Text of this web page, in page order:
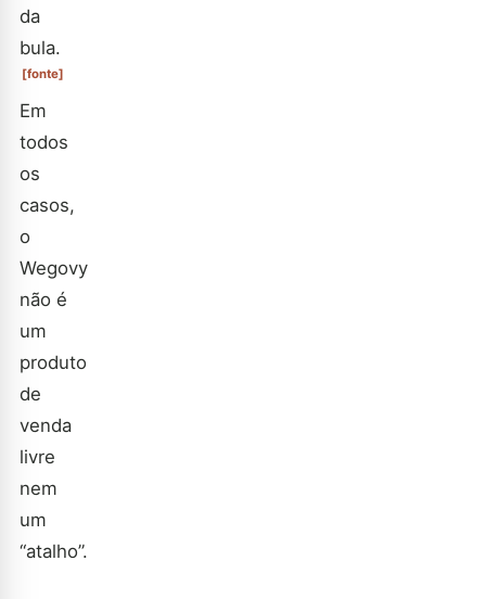
da
bula.
[fonte]
Em
todos
os
casos,
o
Wegovy
não é
um
produto
de
venda
livre
nem
um
“atalho”.